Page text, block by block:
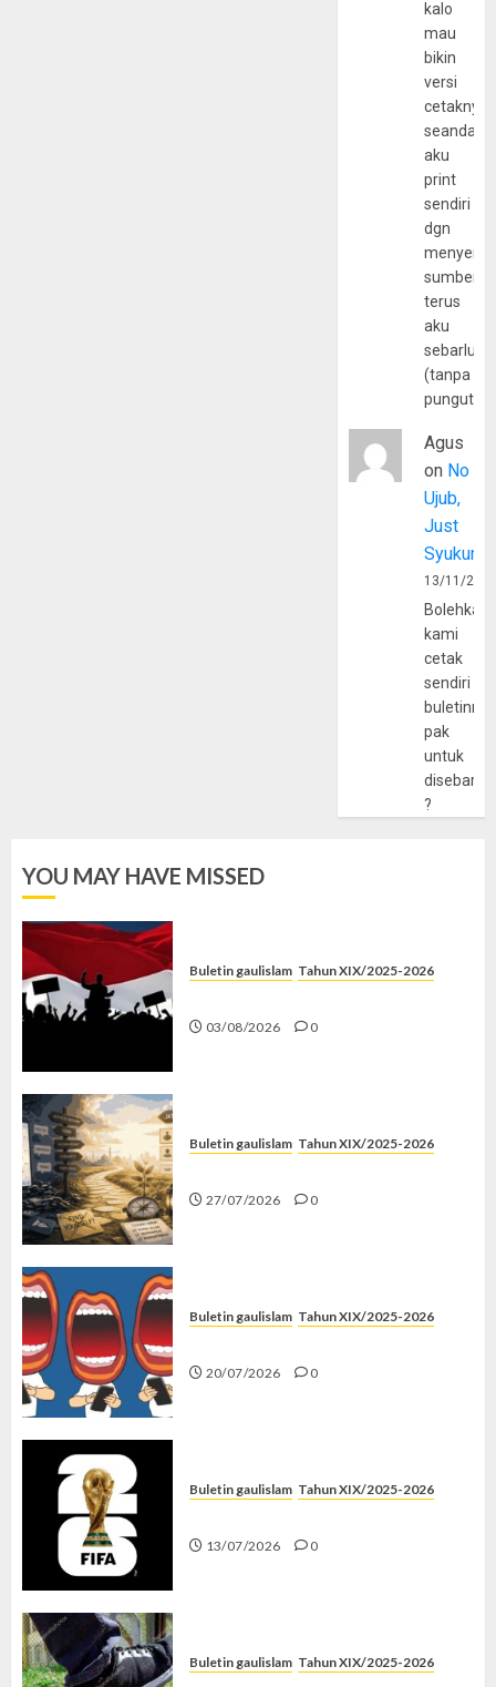
kalo
mau
bikin
versi
cetaknya
aku
print
sendiri
dgn
sumber
terus
aku
(tanpa
Agus
on No
Ujub,
Just
Syukur
13/11/
Bolehkah
kami
cetak
sendiri
pak
untuk
?
YOU MAY HAVE MISSED
Buletin gaulislam Tahun XIX/2025-2026
03/08/2026 0
Buletin gaulislam Tahun XIX/2025-2026
27/07/2026 0
Buletin gaulislam Tahun XIX/2025-2026
20/07/2026 0
Buletin gaulislam Tahun XIX/2025-2026
13/07/2026 0
Buletin gaulislam Tahun XIX/2025-2026